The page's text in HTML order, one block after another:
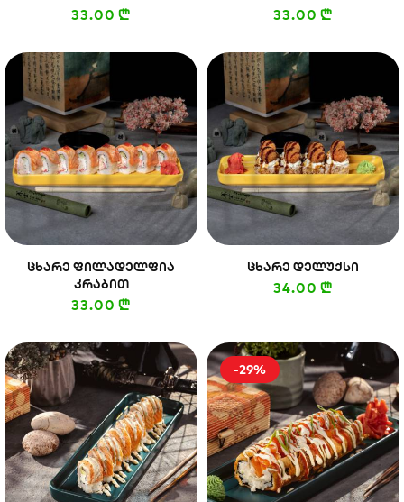
პოკე & ბურიტო სასმელები
33.00 n 33.00 n
ᲪᲮᲐᲠᲔ ᲤᲘᲚᲐᲓᲔᲚᲤᲘᲐ
ᲙᲠᲐᲑᲘᲗ
33.00 n
ᲪᲮᲐᲠᲔ ᲓᲔᲚᲣᲥᲡᲘ
34.00 n
-29%